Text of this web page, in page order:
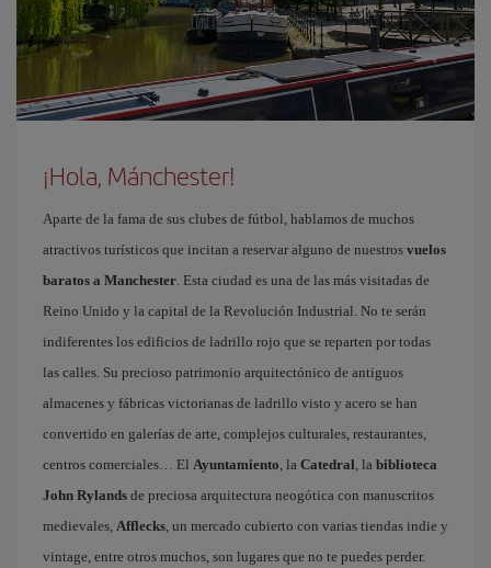
¡Hola, Mánchester!
Aparte de la fama de sus clubes de fútbol, hablamos de muchos
atractivos turísticos que incitan a reservar alguno de nuestros vuelos
baratos a Manchester. Esta ciudad es una de las más visitadas de
Reino Unido y la capital de la Revolución Industrial. No te serán
indiferentes los edificios de ladrillo rojo que se reparten por todas
las calles. Su precioso patrimonio arquitectónico de antiguos
almacenes y fábricas victorianas de ladrillo visto y acero se han
convertido en galerías de arte, complejos culturales, restaurantes,
centros comerciales… El Ayuntamiento, la Catedral, la biblioteca
John Rylands de preciosa arquitectura neogótica con manuscritos
medievales, Afflecks, un mercado cubierto con varias tiendas indie y
vintage, entre otros muchos, son lugares que no te puedes perder.